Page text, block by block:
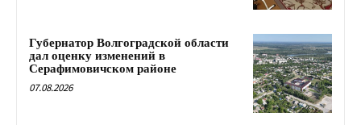
Губернатор Волгоградской области
дал оценку изменений в
Серафимовичском районе
07.08.2026